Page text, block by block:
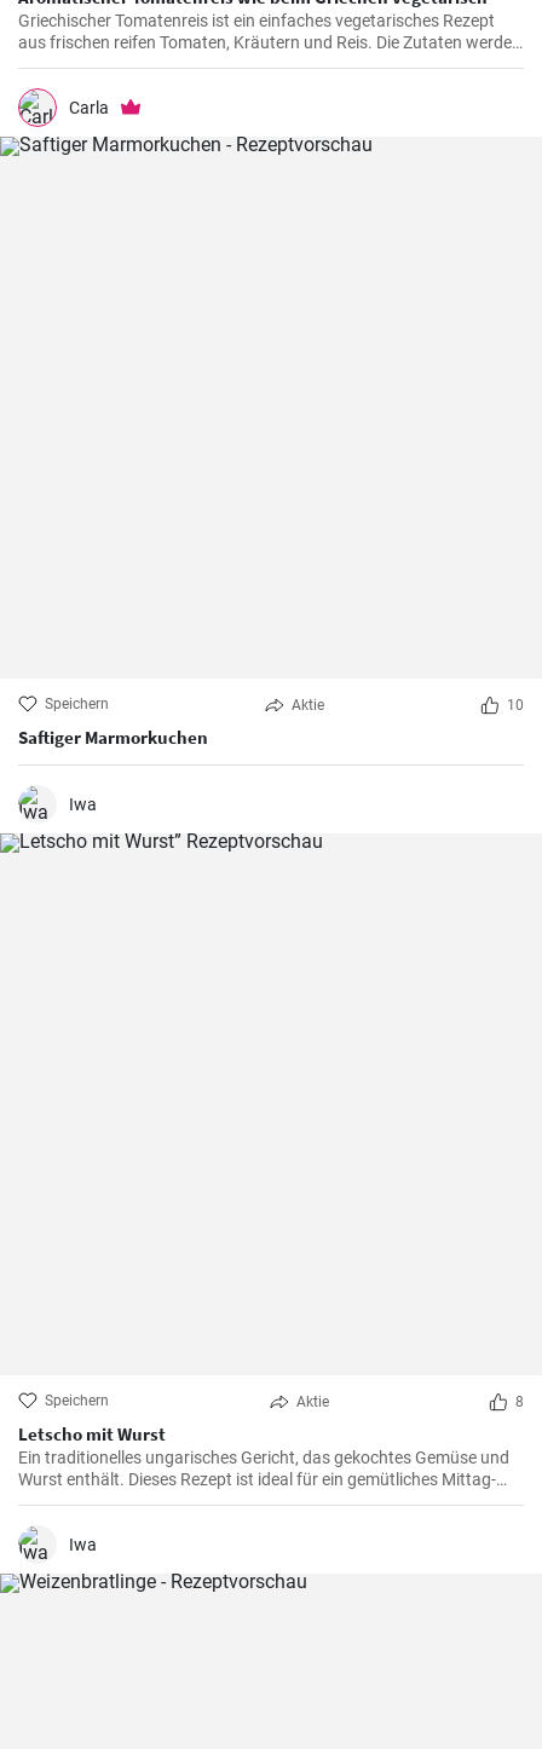
Griechischer Tomatenreis ist ein einfaches vegetarisches Rezept
aus frischen reifen Tomaten, Kräutern und Reis. Die Zutaten werden
zusammen gekocht und als vegetarische Hauptspeise zu Brot oder
Fetakäse genossen. Schnell und einfach zubereitet.
Carla
Speichern Aktie 10
Saftiger Marmorkuchen
Iwa
Speichern Aktie 8
Letscho mit Wurst
Ein traditionelles ungarisches Gericht, das gekochtes Gemüse und
Wurst enthält. Dieses Rezept ist ideal für ein gemütliches Mittag-
oder Abendessen.
Iwa